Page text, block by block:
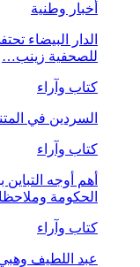
أخبار وطنية
للصحفية زينب…
كتاب وآراء
السردين في
كتاب وآراء
الحكومة
كتاب وآراء
عبد اللطيف